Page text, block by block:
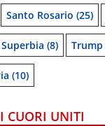
Santo Rosario (25)
Superbia (8) Trump
(10)
CUORI UNITI